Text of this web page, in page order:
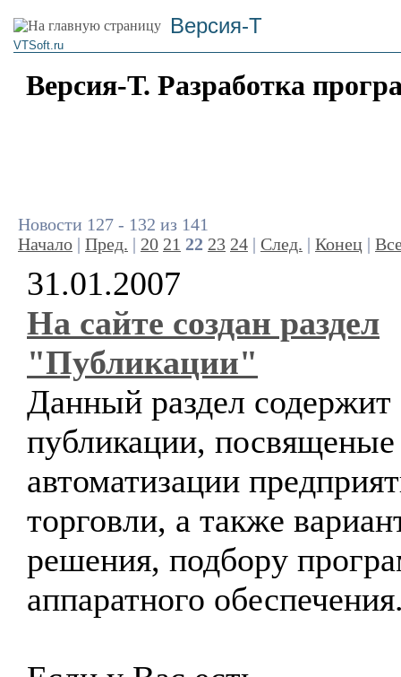
Версия-Т
VTSoft.ru
Версия-Т. Разработка
Новости 127 - 132 из 141
Начало
Пред. 20 21 22 23 24 След. Конец
31.01.2007
На сайте создан раздел
"Публикации"
Данный раздел содержит
публикации,
автоматизации
торговли, а также
решения, подбору
аппаратного